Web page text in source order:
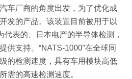
车厂商的角度出发，为了优化成
发的产品。该装置目前被用于以
代表的、日本电产的半导体检测，
供支持。“NATS-1000”在全球同
的检测速度，具有车用模块高低
需的高速检测速度。